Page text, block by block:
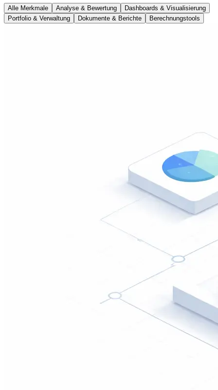
Alle Merkmale Analyse & Bewertung
Dashboards & Visualisierung
Portfolio & Verwaltung
Dokumente & Berichte Berechnungstools